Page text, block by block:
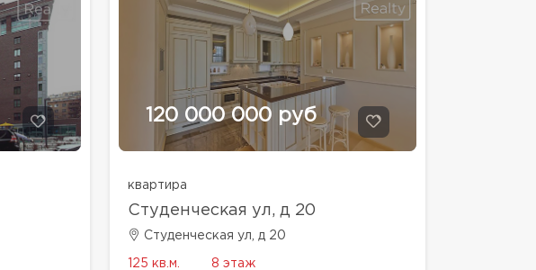
120 000 000 руб
квартира
Студенческая ул, д 20
Студенческая ул, д 20
125 кв.м. 8 этаж